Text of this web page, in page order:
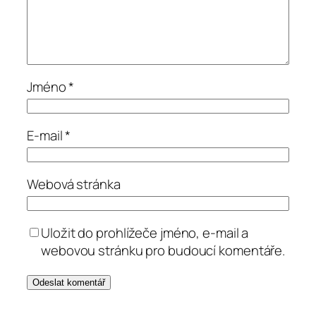
Jméno*
E-mail*
Webová stránka
Uložit do prohlížeče jméno, e-mail a
webovou stránku pro budoucí komentáře.